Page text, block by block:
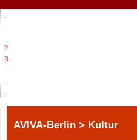
P
R
AVIVA-Berlin > Kultur